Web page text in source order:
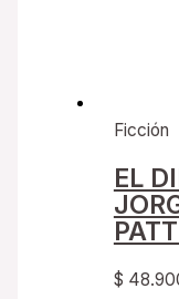
Ficción
EL
$